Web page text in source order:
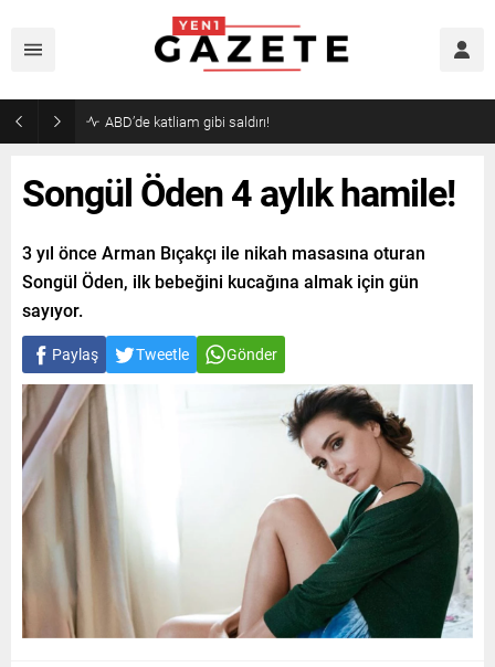
ABD’de katliam gibi saldırı!
Songül Öden 4 aylık hamile!
3 yıl önce Arman Bıçakçı ile nikah masasına oturan
Songül Öden, ilk bebeğini kucağına almak için gün
sayıyor.
Paylaş Tweetle Gönder